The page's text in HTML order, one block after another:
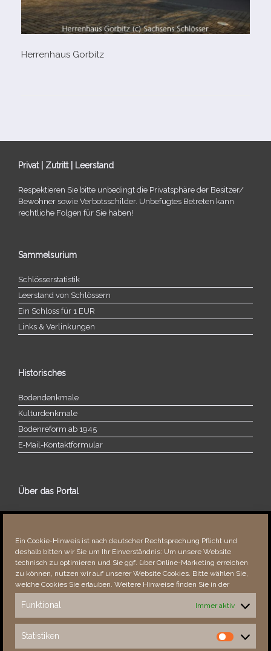
Ein Cookie-Hinweis ist nach deutscher Rechtsprechung Pflicht und
deshalb bitten wir Sie um Ihr Einverständnis: Um unsere Website
technisch zu optimieren und Sie ggf. über Online-Marketing erreichen
zu können, nutzen wir auf unserer Website Cookies. Bitte wählen Sie,
welche Cookies Sie erlauben. Weitere Hinweise finden Sie in der
Funktional Immer aktiv
Statistiken
Statistiken
Herrenhaus Gorbitz
Privat | Zutritt | Leerstand
Respektieren Sie bitte unbe­dingt die Privatsphäre der Besitzer/​
Bewohner sowie Verbotsschilder. Unbefugtes Betreten kann
recht­li­che Folgen für Sie haben!
Sammelsurium
Schlösserstatistik
Leerstand von Schlössern
Ein Schloss für 1 EUR
Links & Verlinkungen
Historisches
Bodendenkmale
Kulturdenkmale
Bodenreform ab 1945
E‑Mail-​​Kontaktformular
Über das Portal
Über dieses Portal
Fehler bemerkt?
Besucher seit 08/​2021